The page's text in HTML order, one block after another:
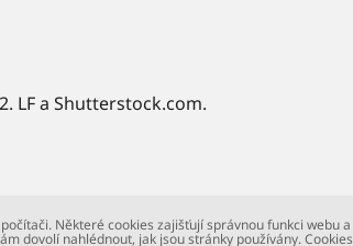
LF a Shutterstock.com.
Některé cookies zajišťují správnou funkci webu a
dovolí nahlédnout, jak jsou stránky používány. Cookies